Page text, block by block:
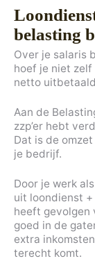
belasting
Over je salaris
hoef je niet zelf
netto
Aan de
zzp’er hebt
Dat is de
je bedrijf.
Door je werk
uit loondienst
heeft gevolgen
goed in de
extra
terecht komt.